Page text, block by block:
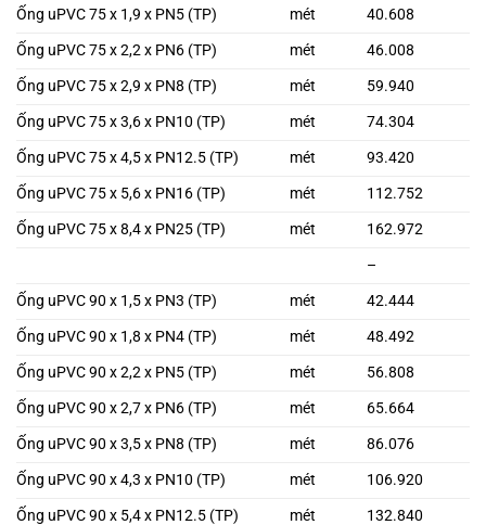
Ống uPVC 75 x 1,9 x PN5 (TP) mét 40.608
Ống uPVC 75 x 2,2 x PN6 (TP) mét 46.008
Ống uPVC 75 x 2,9 x PN8 (TP) mét 59.940
Ống uPVC 75 x 3,6 x PN10 (TP) mét 74.304
Ống uPVC 75 x 4,5 x PN12.5 (TP) mét 93.420
Ống uPVC 75 x 5,6 x PN16 (TP) mét 112.752
Ống uPVC 75 x 8,4 x PN25 (TP) mét 162.972
–
Ống uPVC 90 x 1,5 x PN3 (TP) mét 42.444
Ống uPVC 90 x 1,8 x PN4 (TP) mét 48.492
Ống uPVC 90 x 2,2 x PN5 (TP) mét 56.808
Ống uPVC 90 x 2,7 x PN6 (TP) mét 65.664
Ống uPVC 90 x 3,5 x PN8 (TP) mét 86.076
Ống uPVC 90 x 4,3 x PN10 (TP) mét 106.920
Ống uPVC 90 x 5,4 x PN12.5 (TP) mét 132.840